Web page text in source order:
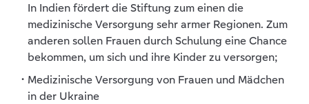
In Indien fördert die Stiftung zum einen die
medizinische Versorgung sehr armer Regionen. Zum
anderen sollen Frauen durch Schulung eine Chance
bekommen, um sich und ihre Kinder zu versorgen;
Medizinische Versorgung von Frauen und Mädchen
in der Ukraine